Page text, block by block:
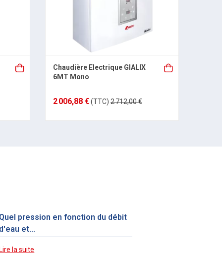
Chaudière Electrique GIALIX
6MT Mono
2 006,88 €(TTC) 2 712,00 €
pression en fonction du débit
et...
la suite